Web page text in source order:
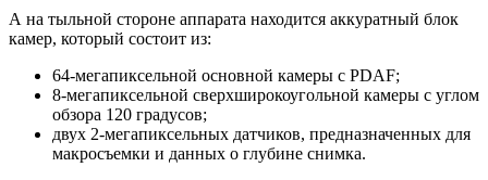
А на тыльной стороне аппарата находится аккуратный блок
камер, который состоит из:
64-мегапиксельной основной камеры с PDAF;
8-мегапиксельной сверхширокоугольной камеры с углом
обзора 120 градусов;
двух 2-мегапиксельных датчиков, предназначенных для
макросъемки и данных о глубине снимка.